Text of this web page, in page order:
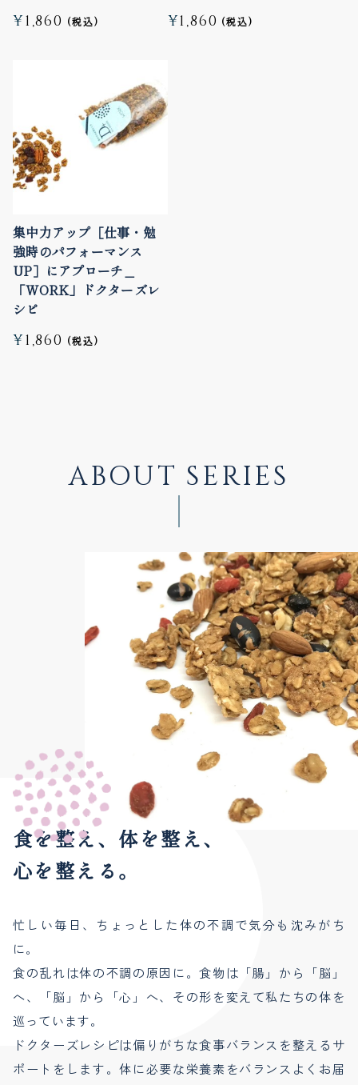
¥1,860 ¥1,860
集中力アップ［仕事・勉
強時のパフォーマンス
UP］にアプローチ＿
「WORK」ドクターズレ
シピ
¥1,860
ABOUT SERIES
食を整え、体を整え、
心を整える。
忙しい毎日、ちょっとした体の不調で気分も沈みがち
に。
食の乱れは体の不調の原因に。食物は「腸」から「脳」
へ、「脳」から「心」へ、その形を変えて私たちの体を
巡っています。
ドクターズレシピは偏りがちな食事バランスを整えるサ
ポートをします。体に必要な栄養素をバランスよくお届